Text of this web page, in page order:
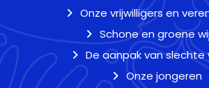
Onze vrijwilligers en
Schone en groene
De aanpak van slechte
Onze jongeren